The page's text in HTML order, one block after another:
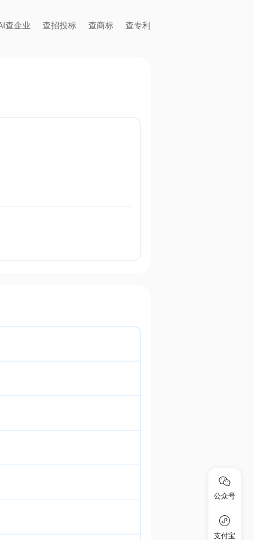
查企业 查招投标 查商标 查专利
公众号
支付宝